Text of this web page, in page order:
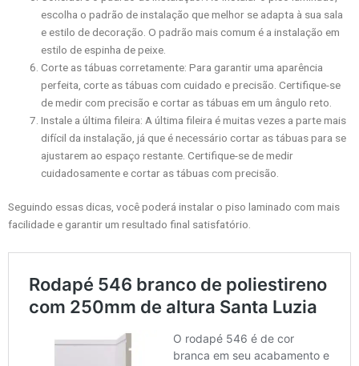
escolha o padrão de instalação que melhor se adapta à sua sala
e estilo de decoração. O padrão mais comum é a instalação em
estilo de espinha de peixe.
Corte as tábuas corretamente: Para garantir uma aparência
perfeita, corte as tábuas com cuidado e precisão. Certifique-se
de medir com precisão e cortar as tábuas em um ângulo reto.
Instale a última fileira: A última fileira é muitas vezes a parte mais
difícil da instalação, já que é necessário cortar as tábuas para se
ajustarem ao espaço restante. Certifique-se de medir
cuidadosamente e cortar as tábuas com precisão.
Seguindo essas dicas, você poderá instalar o piso laminado com mais
facilidade e garantir um resultado final satisfatório.